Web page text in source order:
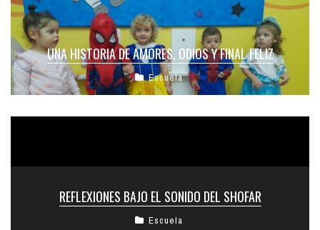
UNA HISTORIA DE AMORES, ODIOS Y FINAL FELIZ
Escuela
REFLEXIONES BAJO EL SONIDO DEL SHOFAR
Escuela